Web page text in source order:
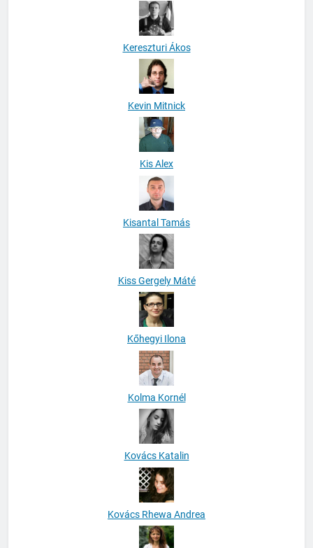
Kereszturi Ákos
Kevin Mitnick
Kis Alex
Kisantal Tamás
Kiss Gergely Máté
Kőhegyi Ilona
Kolma Kornél
Kovács Katalin
Kovács Rhewa Andrea